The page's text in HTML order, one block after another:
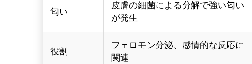
匂い
皮膚の細菌による分解で強い匂い
が発生
役割
フェロモン分泌、感情的な反応に
関連